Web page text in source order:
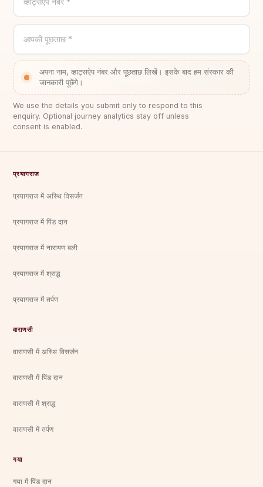
आपकी पूछताछ *
अपना नाम, व्हाट्सऐप नंबर और पूछताछ लिखें। इसके बाद हम संस्कार की
जानकारी पूछेंगे।
We use the details you submit only to respond to this
enquiry. Optional journey analytics stay off unless
consent is enabled.
प्रयागराज
प्रयागराज में अस्थि विसर्जन
प्रयागराज में पिंड दान
प्रयागराज में नारायण बली
प्रयागराज में श्राद्ध
प्रयागराज में तर्पण
वाराणसी
वाराणसी में अस्थि विसर्जन
वाराणसी में पिंड दान
वाराणसी में श्राद्ध
वाराणसी में तर्पण
गया
गया में पिंड दान